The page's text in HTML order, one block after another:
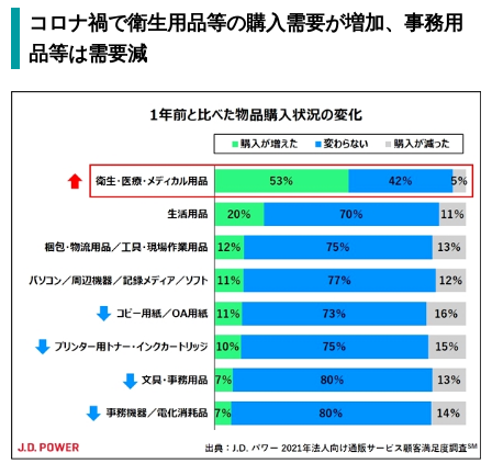
コロナ禍で衛生用品等の購入需要が増加、事務用
品等は需要減